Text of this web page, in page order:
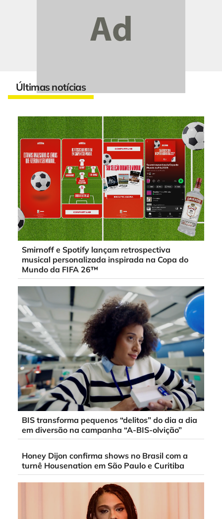
Últimas notícias
Smirnoff e Spotify lançam retrospectiva
musical personalizada inspirada na Copa do
Mundo da FIFA 26™
BIS transforma pequenos “delitos” do dia a dia
em diversão na campanha “A-BIS-olvição”
Honey Dijon confirma shows no Brasil com a
turnê Housenation em São Paulo e Curitiba